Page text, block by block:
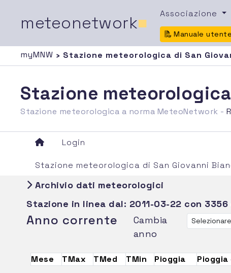
meteonetwork■ Associazione
Manuale utente
myMNW › Stazione meteorologica di San
Stazione
Stazione meteorologica a norma MeteoNetwork -
Login
Stazione meteorologica di San Giovanni
Archivio dati meteorologici
Stazione in linea dal: 2011-03-22 con
Anno corrente
Cambia
anno
Mese TMax TMed TMin Pioggia